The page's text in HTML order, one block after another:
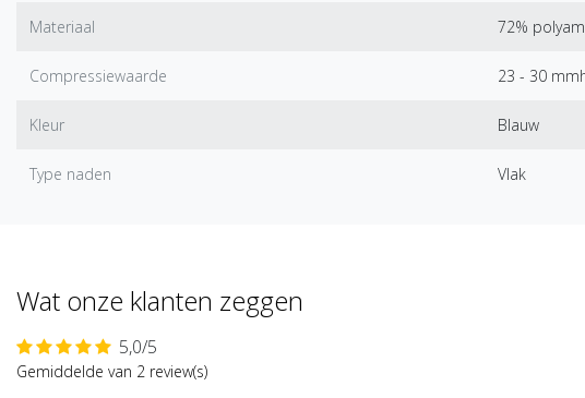
Materiaal 72%
Compressiewaarde 23 - 30
Kleur Blauw
Type naden Vlak
Wat onze klanten zeggen
5,0/5
Gemiddelde van 2 review(s)